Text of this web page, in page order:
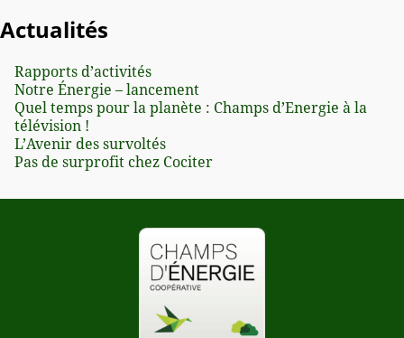
Actualités
Rapports d’activités
Notre Énergie – lancement
Quel temps pour la planète : Champs d’Energie à la
télévision !
L’Avenir des survoltés
Pas de surprofit chez Cociter